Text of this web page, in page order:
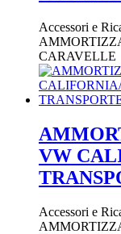
Accessori e
CARAVELLE
VW
Accessori e